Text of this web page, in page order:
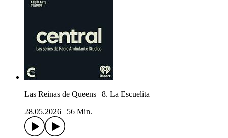
Las Reinas de Queens | 8. La Escuelita
28.05.2026
56 Min.